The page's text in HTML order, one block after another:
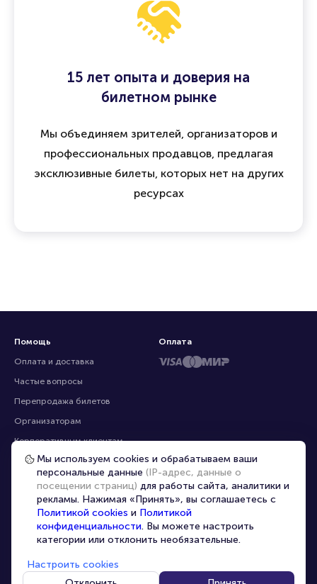
15 лет опыта и доверия на
билетном рынке
Мы объединяем зрителей, организаторов и
профессиональных продавцов, предлагая
эксклюзивные билеты, которых нет на других
ресурсах
Помощь
Оплата и доставка
Частые вопросы
Перепродажа билетов
Организаторам
Корпоративным клиентам
VIP-билеты
Условия использования
Персональные данные
Контакты
Карта сайта
Управление cookies
8-800-500-42-62
info@portalbilet.ru
Все площадки
Оплата
Мы используем cookies и обрабатываем ваши
персональные данные (IP-адрес, данные о
посещении страниц) для работы сайта, аналитики и
рекламы. Нажимая «Принять», вы соглашаетесь с
Политикой cookies и Политикой
конфиденциальности. Вы можете настроить
категории или отклонить необязательные.
Настроить cookies